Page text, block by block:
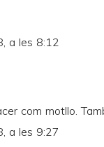
a les 8:12
com motllo.
a les 9:27